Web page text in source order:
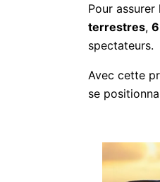
Pour
terrestres
spectateurs.
Avec cette
se